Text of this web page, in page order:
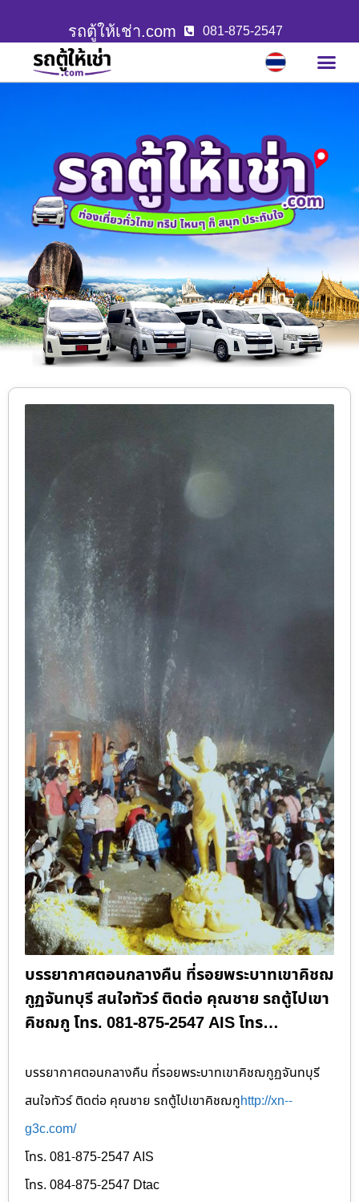
รถตู้ให้เช่า.com 081-875-2547
บรรยากาศตอนกลางคืน ที่รอยพระบาทเขาคิชฌ
กูฏจันทบุรี สนใจทัวร์ ติดต่อ คุณชาย รถตู้ไปเขา
คิชฌกู โทร. 081-875-2547 AIS โทร…
บรรยากาศตอนกลางคืน ที่รอยพระบาทเขาคิชฌกูฏจันทบุรี
สนใจทัวร์ ติดต่อ คุณชาย รถตู้ไปเขาคิชฌกูhttp://xn--
g3c.com/
โทร. 081-875-2547 AIS
โทร. 084-875-2547 Dtac